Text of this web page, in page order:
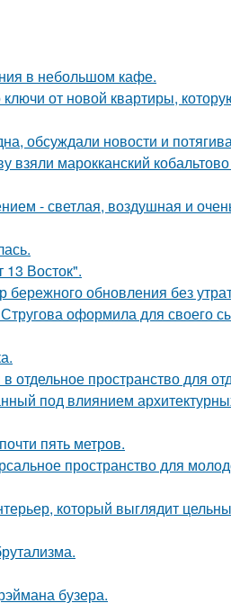
в небольшом кафе.
от новой квартиры,
обсуждали новости и
взяли марокканский
- светлая, воздушная и
13 Восток".
обновления без
оформила для своего
отдельное пространство для
под влиянием
пять метров.
пространство для
который выглядит
бузера.